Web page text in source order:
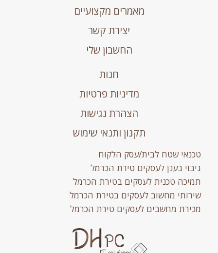
מאמרים מקצועיים
יצירת קשר
החשבון שלי
חנות
מדיניות פרטיות
הצהרת נגישות
תקנון ותנאי שימוש
טכנאי שטח לבית/עסק הלקוח
גיבוי בענן לעסקים טירת הכרמל
תמיכה טכנית לעסקים בטירת הכרמל
שירותי מחשוב לעסקים בטירת הכרמל
מכירת מחשבים לעסקים טירת הכרמל